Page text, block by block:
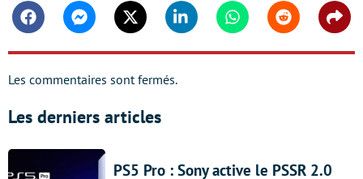
FacebookMessengerTwitter Linkedin WhatsappReddit
Les commentaires sont fermés.
Les derniers articles
PS5 Pro : Sony active le PSSR 2.0